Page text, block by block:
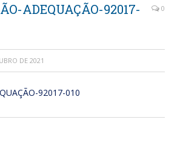
ADEQUAÇÃO-92017-
0
DE 2021
92017-010